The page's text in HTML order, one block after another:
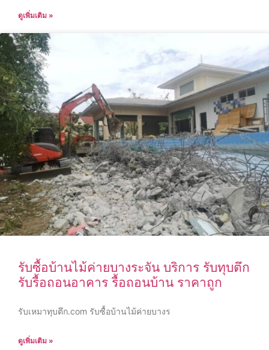
ดูเพิ่มเติม »
รับซื้อบ้านไม้ค่ายบางระจัน บริการ รับทุบตึก
รับรื้อถอนอาคาร รื้อถอนบ้าน ราคาถูก
รับเหมาทุบตึก.com รับซื้อบ้านไม้ค่ายบางร
ดูเพิ่มเติม »